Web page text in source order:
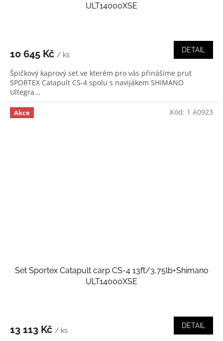
ULT14000XSE
10 645 Kč / ks
DETAIL
Špičkový kaprový set ve kterém pro vás přinášíme prut
SPORTEX Catapult CS-4 spolu s navijákem SHIMANO
Ultegra...
Akce
Set Sportex Catapult carp CS-4 13ft/3,75lb+Shimano
ULT14000XSE
13 113 Kč / ks
DETAIL
Kód: 1 A0923